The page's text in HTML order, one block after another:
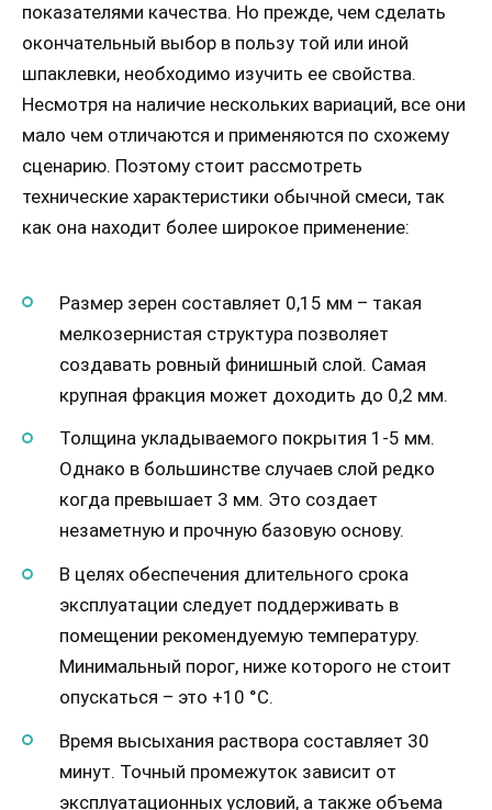
показателями качества. Но прежде, чем сделать
окончательный выбор в пользу той или иной
шпаклевки, необходимо изучить ее свойства.
Несмотря на наличие нескольких вариаций, все они
мало чем отличаются и применяются по схожему
сценарию. Поэтому стоит рассмотреть
технические характеристики обычной смеси, так
как она находит более широкое применение:
Размер зерен составляет 0,15 мм – такая
мелкозернистая структура позволяет
создавать ровный финишный слой. Самая
крупная фракция может доходить до 0,2 мм.
Толщина укладываемого покрытия 1-5 мм.
Однако в большинстве случаев слой редко
когда превышает 3 мм. Это создает
незаметную и прочную базовую основу.
В целях обеспечения длительного срока
эксплуатации следует поддерживать в
помещении рекомендуемую температуру.
Минимальный порог, ниже которого не стоит
опускаться – это +10 °С.
Время высыхания раствора составляет 30
минут. Точный промежуток зависит от
эксплуатационных условий, а также объема